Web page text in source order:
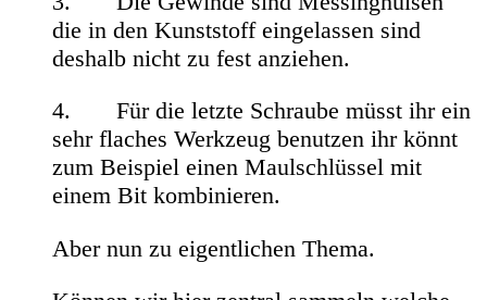
die in den Kunststoff eingelassen sind
deshalb nicht zu fest anziehen.
4. Für die letzte Schraube müsst ihr ein
sehr flaches Werkzeug benutzen ihr könnt
zum Beispiel einen Maulschlüssel mit
einem Bit kombinieren.
Aber nun zu eigentlichen Thema.